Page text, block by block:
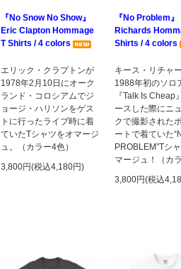
『No Snow No Show』
Eric Clapton Hommage
T Shirts / 4 colors
エリック・クラプトンが
1978年2月10日にオーク
ランド・コロシアムでジ
ョージ・ハリソンをゲス
トに行ったライブ時に着
ていたTシャツをオマージ
ュ。（カラー4色）
3,800円(税込4,180円)
『No Problem
Richards
Shirts / 4 colors
キース・リチャ
1988年初のソロ
『Talk Is Cheap
ースした際にニ
クで撮影された
ートで着ていた
PROBLEM”Tシ
マージュ！（カ
3,800円(税込